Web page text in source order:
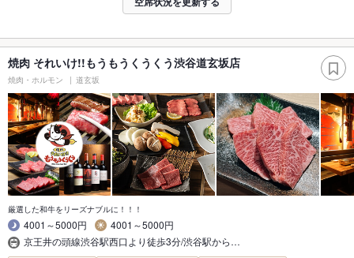
焼肉 それいけ!!もうもうくうくう渋谷道玄坂店
焼肉・ホルモン 道玄坂
厳選した和牛をリーズナブルに！！！
4001～5000円
4001～5000円
京王井の頭線渋谷駅西口より徒歩3分/渋谷駅から…